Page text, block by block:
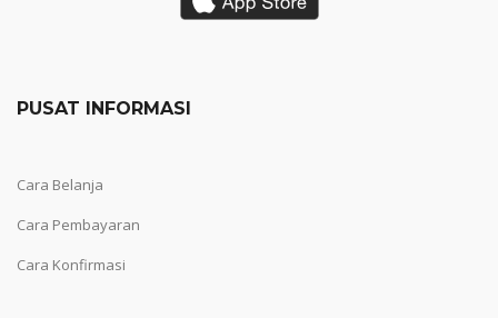
PUSAT INFORMASI
Cara Belanja
Cara Pembayaran
Cara Konfirmasi